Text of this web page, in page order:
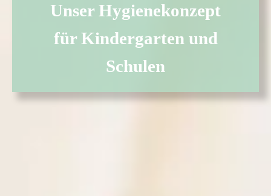
Unser Hygienekonzept
für Kindergarten und
Schulen